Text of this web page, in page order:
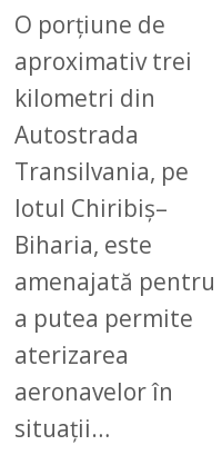
O porțiune de
aproximativ trei
kilometri din
Autostrada
Transilvania, pe
lotul Chiribiș–
Biharia, este
amenajată pentru
a putea permite
aterizarea
aeronavelor în
situații…